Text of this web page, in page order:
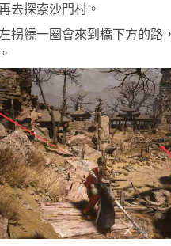
去探索沙門村。
拐繞一圈會來到橋下方的路